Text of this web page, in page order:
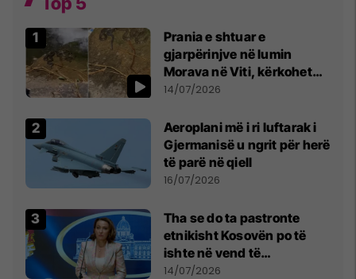
Prania e shtuar e
gjarpërinjve në lumin
Morava në Viti, kërkohet
kujdes nga qytetarët
14/07/2026
Aeroplani më i ri luftarak i
Gjermanisë u ngrit për herë
të parë në qiell
16/07/2026
Tha se do ta pastronte
etnikisht Kosovën po të
ishte në vend të
Millosheviqit, Lëvizja e
14/07/2026